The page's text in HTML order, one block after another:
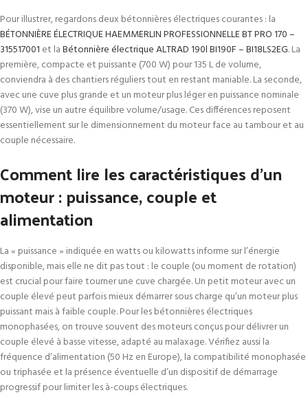
Pour illustrer, regardons deux bétonnières électriques courantes : la
BÉTONNIÈRE ÉLECTRIQUE HAEMMERLIN PROFESSIONNELLE BT PRO 170 –
315517001 et laBétonnière électrique ALTRAD 190l BI190F – BI18LS2EG. La
première, compacte et puissante (700 W) pour 135 L de volume,
conviendra à des chantiers réguliers tout en restant maniable. La seconde,
avec une cuve plus grande et un moteur plus léger en puissance nominale
(370 W), vise un autre équilibre volume/usage. Ces différences reposent
essentiellement sur le dimensionnement du moteur face au tambour et au
couple nécessaire.
Comment lire les caractéristiques d’un
moteur : puissance, couple et
alimentation
La « puissance » indiquée en watts ou kilowatts informe sur l’énergie
disponible, mais elle ne dit pas tout : le couple (ou moment de rotation)
est crucial pour faire tourner une cuve chargée. Un petit moteur avec un
couple élevé peut parfois mieux démarrer sous charge qu’un moteur plus
puissant mais à faible couple. Pour les bétonnières électriques
monophasées, on trouve souvent des moteurs conçus pour délivrer un
couple élevé à basse vitesse, adapté au malaxage. Vérifiez aussi la
fréquence d’alimentation (50 Hz en Europe), la compatibilité monophasée
ou triphasée et la présence éventuelle d’un dispositif de démarrage
progressif pour limiter les à-coups électriques.